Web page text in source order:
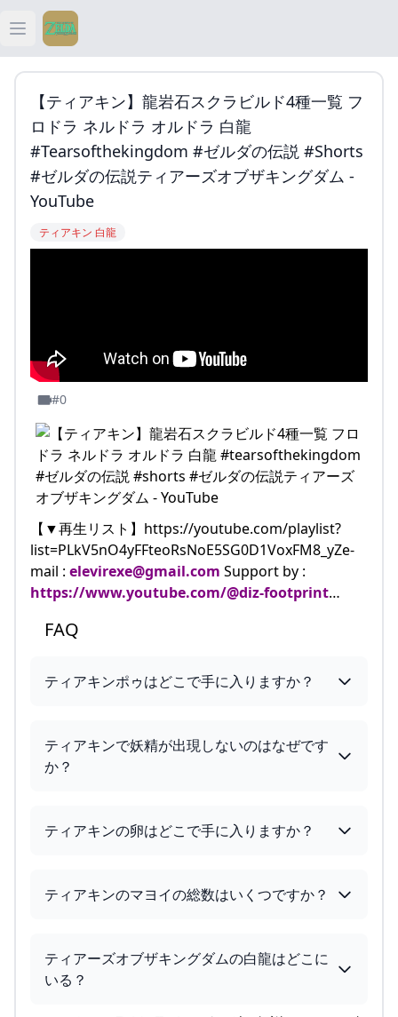
Open main menu
ティアキン
ティアキン 祠
ティアキン 武器
【ティアキン】龍岩石スクラビルド4種一覧 フ
ロドラ ネルドラ オルドラ 白龍
#tearsofthekingdom #ゼルダの伝説 #shorts
#ゼルダの伝説ティアーズオブザキングダム -
YouTube
ティアキン 白龍
#0
【▼再生リスト】https://youtube.com/playlist?
list=PLkV5nO4yFFteoRsNoE5SG0D1VoxFM8_yZe-
mail : elevirexe@gmail.com Support by :
https://www.youtube.com/@diz-footprint…
FAQ
ティアキンポゥはどこで手に入りますか？
ティアキンで妖精が出現しないのはなぜです
か？
ティアキンの卵はどこで手に入りますか？
ティアキンのマヨイの総数はいくつですか？
ティアーズオブザキングダムの白龍はどこに
いる？